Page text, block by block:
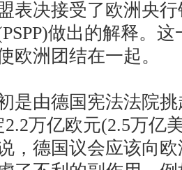
表决接受了欧洲央
做出的解释。
欧洲团结在一起。
由德国宪法法院挑
万亿欧元(2.5万亿
，德国议会应该向